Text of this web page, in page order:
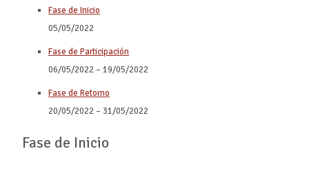
Fase de Inicio
05/05/2022
Fase de Participación
06/05/2022–19/05/2022
Fase de Retorno
20/05/2022– 31/05/2022
Fase de Inicio